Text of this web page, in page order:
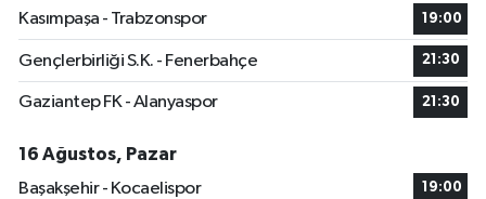
Kasımpaşa - Trabzonspor 19:00
Gençlerbirliği S.K. - Fenerbahçe 21:30
Gaziantep FK - Alanyaspor 21:30
16 Ağustos, Pazar
Başakşehir - Kocaelispor
19:00